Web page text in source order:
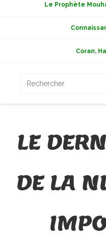
Le Prophète
Coran,
LE
DE LA